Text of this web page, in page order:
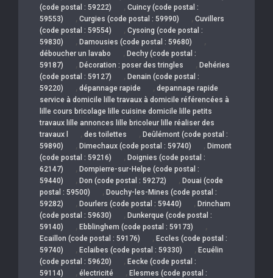
(code postal : 59222)
, Cuincy (code postal :
59553)
, Curgies (code postal : 59990) , Cuvillers
(code postal : 59554)
, Cysoing (code postal :
59830)
, Damousies (code postal : 59680) ,
déboucher un lavabo , Dechy (code postal :
59187)
, Décoration : poser des tringles , Dehéries
(code postal : 59127)
, Denain (code postal :
59220)
, dépannage rapide , depannage rapide
service à domicile lille travaux à domicile référencées à
lille cours bricolage lille cuisine domicile lille petits
travaux lille annonces lille bricoleur lille réaliser des
travaux l
, des toilettes , Deûlémont (code postal :
59890)
, Dimechaux (code postal : 59740) , Dimont
(code postal : 59216)
, Doignies (code postal :
62147)
, Dompierre-sur-Helpe (code postal :
59440)
, Don (code postal : 59272) , Douai (code
postal : 59500)
, Douchy-les-Mines (code postal :
59282)
, Dourlers (code postal : 59440) , Drincham
(code postal : 59630)
, Dunkerque (code postal :
59140)
, Ebblinghem (code postal : 59173) ,
Ecaillon (code postal : 59176) , Eccles (code postal :
59740)
, Eclaibes (code postal : 59330) , Ecuélin
(code postal : 59620)
, Eecke (code postal :
59114)
, électricité , Elesmes (code postal :